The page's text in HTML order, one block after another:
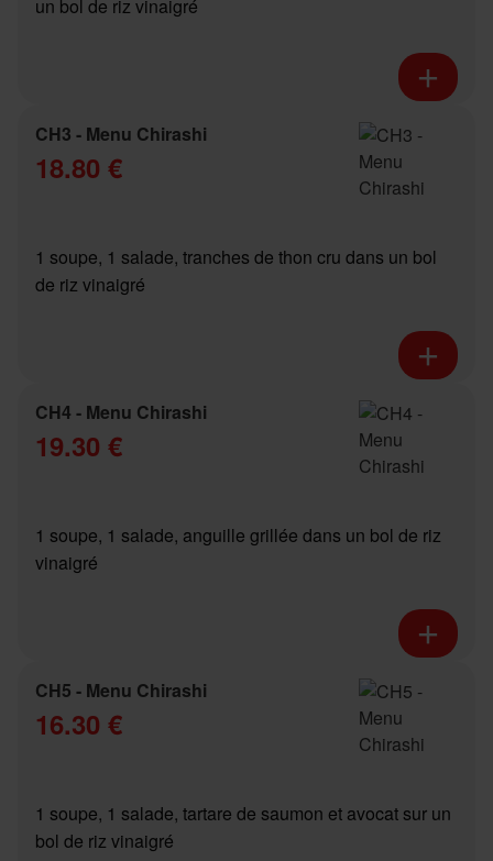
un bol de riz vinaigré
CH3 - Menu Chirashi
18.80 €
1 soupe, 1 salade, tranches de thon cru dans un bol
de riz vinaigré
CH4 - Menu Chirashi
19.30 €
1 soupe, 1 salade, anguille grillée dans un bol de riz
vinaigré
CH5 - Menu Chirashi
16.30 €
1 soupe, 1 salade, tartare de saumon et avocat sur un
bol de riz vinaigré